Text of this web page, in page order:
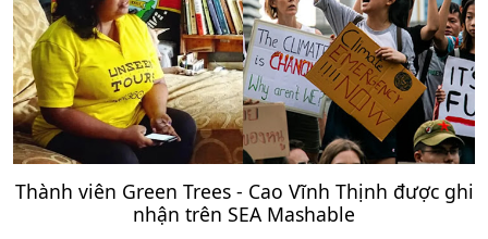
Thành viên Green Trees - Cao Vĩnh Thịnh được ghi
nhận trên SEA Mashable